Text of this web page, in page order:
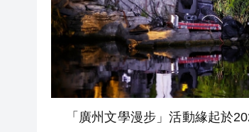
「廣州文學漫步」活動緣起於